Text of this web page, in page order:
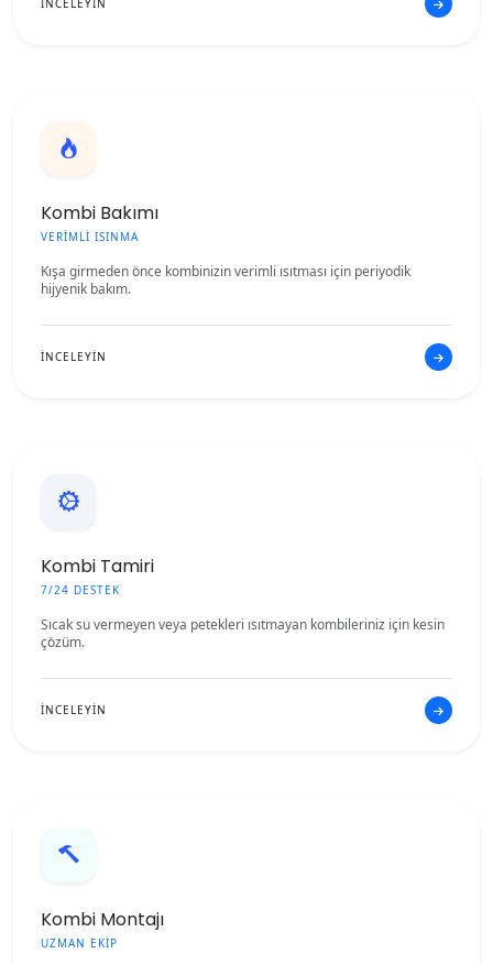
İNCELEYİN
Kombi Bakımı
VERİMLİ ISINMA
Kışa girmeden önce kombinizin verimli ısıtması için periyodik
hijyenik bakım.
İNCELEYİN
Kombi Tamiri
7/24 DESTEK
Sıcak su vermeyen veya petekleri ısıtmayan kombileriniz için kesin
çözüm.
İNCELEYİN
Kombi Montajı
UZMAN EKİP